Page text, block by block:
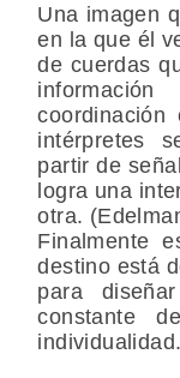
Una imagen
en la que él
de cuerdas
intérpretes
partir de
logra una
otra.
Finalmente
destino está
para
constante
individualidad.